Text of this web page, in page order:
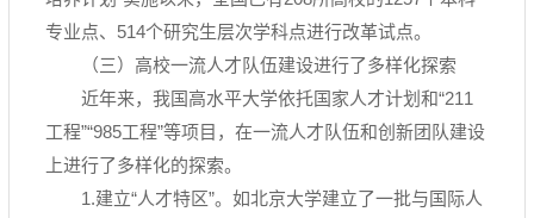
专业点、514个研究生层次学科点进行改革试点。
（三）高校一流人才队伍建设进行了多样化探索
近年来，我国高水平大学依托国家人才计划和“211
工程”“985工程”等项目，在一流人才队伍和创新团队建设
上进行了多样化的探索。
1.建立“人才特区”。如北京大学建立了一批与国际人